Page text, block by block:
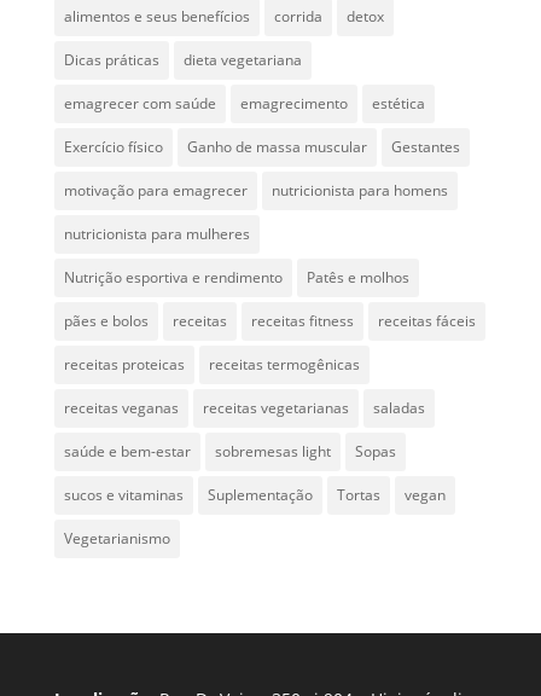
alimentos e seus benefícios corrida detox
Dicas práticas dieta vegetariana
emagrecer com saúde emagrecimento estética
Exercício físico Ganho de massa muscular Gestantes
motivação para emagrecer nutricionista para homens
nutricionista para mulheres
Nutrição esportiva e rendimento Patês e molhos
pães e bolos receitas receitas fitness receitas fáceis
receitas proteicas receitas termogênicas
receitas veganas receitas vegetarianas saladas
saúde e bem-estar sobremesas light Sopas
sucos e vitaminas Suplementação Tortas vegan
Vegetarianismo